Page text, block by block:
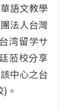
語文教學
法人台灣
湾留学サ
蒞校分享
中心之台
。